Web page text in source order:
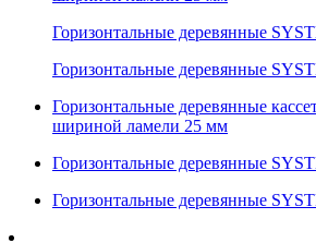
Горизонтальные деревянные
Горизонтальные деревянные
Горизонтальные деревянные
шириной ламели 25 мм
Горизонтальные деревянные
Горизонтальные деревянные